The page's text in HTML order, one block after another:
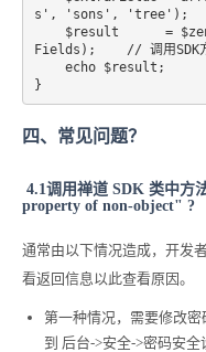
s', 'sons', 'tree');    //
Fields);    // 调用SDK
}
四、常见问题？
4.1调用禅道 SDK 类中方
property of non-object" ?
通常由以下情况造成，开发
看返回信息以此查看原因。
第一种情况，需要修改密
到 后台->安全->密码安